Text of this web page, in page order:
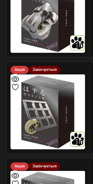
10
Акція Закінчується
10
Акція Закінчується